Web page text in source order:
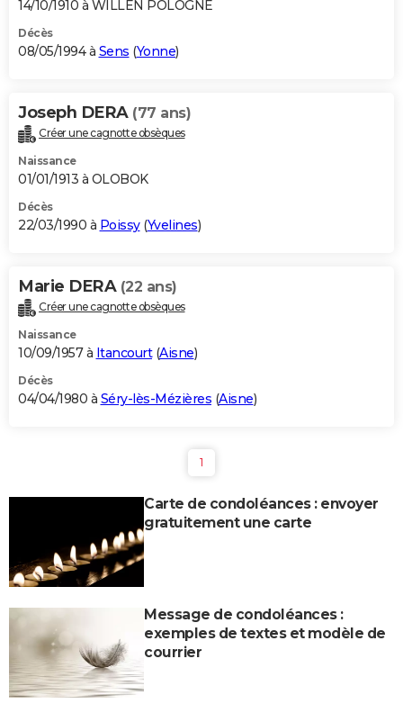
14/10/1910 à WILLEN POLOGNE
Décès
08/05/1994 à Sens (Yonne)
Joseph DERA (77 ans)
Créer une cagnotte obsèques
Naissance
01/01/1913 à OLOBOK
Décès
22/03/1990 à Poissy(Yvelines)
Marie DERA (22 ans)
Créer une cagnotte obsèques
Naissance
10/09/1957 à Itancourt(Aisne)
Décès
04/04/1980 à Séry-lès-Mézières (Aisne)
1
Carte de condoléances : envoyer
gratuitement une carte
Message de condoléances :
exemples de textes et modèle de
courrier